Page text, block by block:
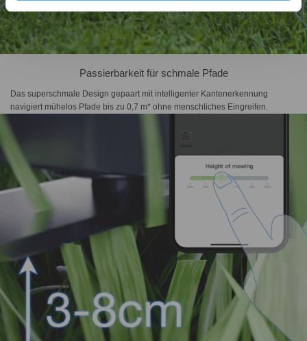
Passierbarkeit für schmale Pfade
Das superschmale Design gepaart mit intelligenter Kantenerkennung
navigiert mühelos Pfade bis zu 0,7 m* ohne menschliches Eingreifen.